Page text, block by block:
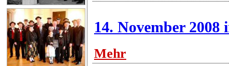
14. November 2008
Mehr